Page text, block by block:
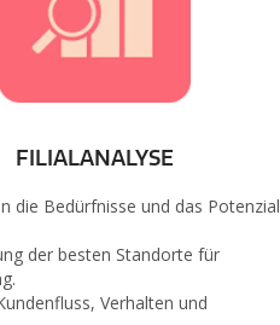
FILIALANALYSE
die Bedürfnisse und das Potenzial
der besten Standorte für
Verhalten und